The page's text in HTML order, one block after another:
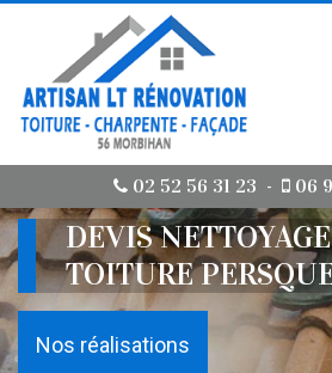
02 52 56 31 23 - 06
DEVIS
TOITURE
Nos réalisations